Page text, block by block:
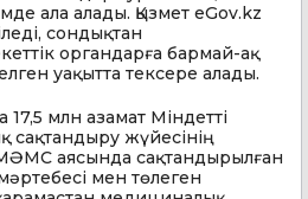
ала алады. Қызмет eGov.kz
сондықтан
органдарға бармай-ақ
уақытта тексере алады.
17,5 млн азамат Міндетті
сақтандыру жүйесінің
аясында сақтандырылған
мен төлеген